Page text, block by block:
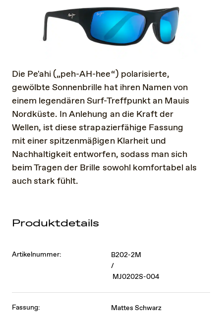
Die Pe'ahi („peh-AH-hee“) polarisierte,
gewölbte Sonnenbrille hat ihren Namen von
einem legendären Surf-Treffpunkt an Mauis
Nordküste. In Anlehung an die Kraft der
Wellen, ist diese strapazierfähige Fassung
mit einer spitzenmäßigen Klarheit und
Nachhaltigkeit entworfen, sodass man sich
beim Tragen der Brille sowohl komfortabel als
auch stark fühlt.
Produktdetails
Artikelnummer:
B202-2M
/
MJ0202S-004
Fassung: Mattes Schwarz